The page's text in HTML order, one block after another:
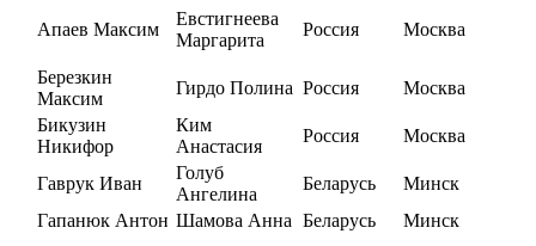
Апаев Максим
Евстигнеева
Маргарита
Россия Москва
Березкин
Максим
Гирдо Полина Россия
Москва
Бикузин
Никифор
Ким
Анастасия
Россия Москва
Гаврук Иван
Голуб
Ангелина
Беларусь
Минск
Гапанюк Антон Шамова Анна Беларусь
Минск